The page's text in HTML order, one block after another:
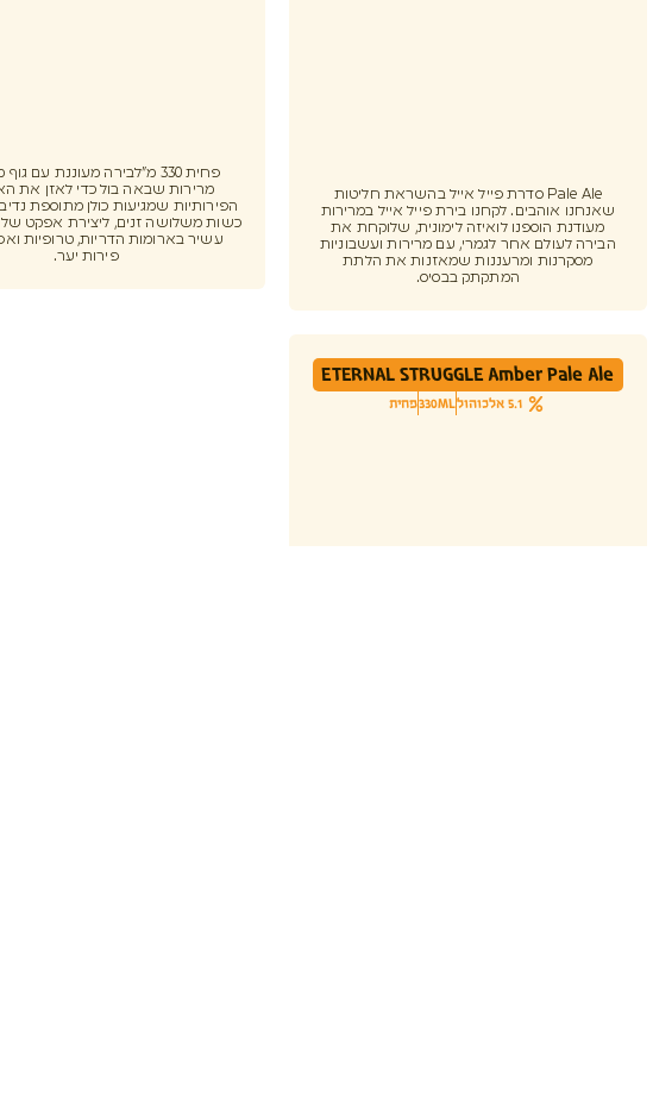
Pale Ale סדרת פייל אייל בהשראת חליטות
שאנחנו אוהבים. לקחנו בירת פייל אייל במרירות
מעודנת הוספנו לואיזה לימונית, שלוקחת את
הבירה לעולם אחר לגמרי, עם מרירות ועשבוניות
מסקרנות ומרעננות שמאזנות את הלתת
המתקתק בבסיס.
פחית 330 מ"לבירה מעוננת עם
מרירות שבאה בול כדי לאזן את
הפירותיות שמגיעות כולן מתוספת
כשות משלושה זנים, ליצירת אפקט של
עשיר בארומות הדריות, טרופיות
פירות יער.
ETERNAL STRUGGLE Amber Pale Ale
5.1 אלכוהול 330MLפחית